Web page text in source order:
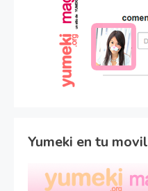
Yumeki en tu movil